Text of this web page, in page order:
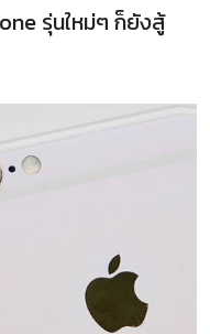
รุ่นใหม่ๆ ก็ยังสู้